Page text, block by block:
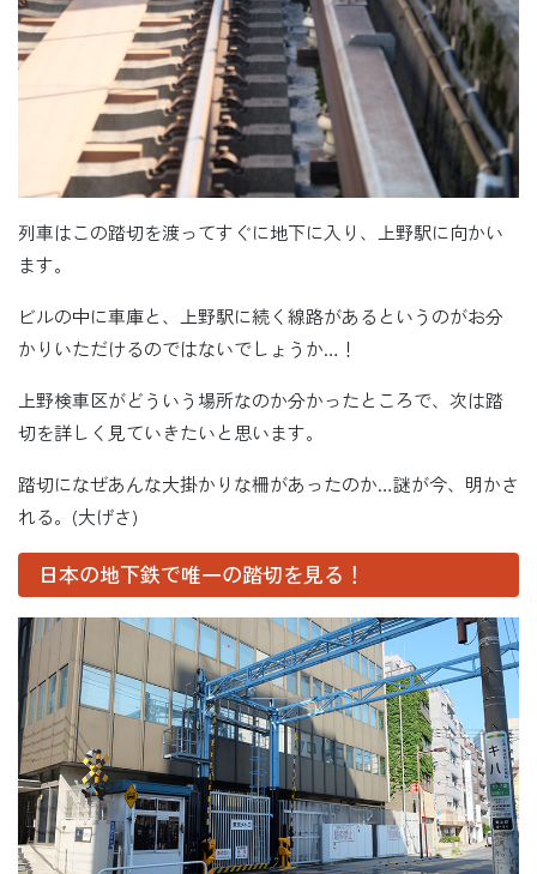
列車はこの踏切を渡ってすぐに地下に入り、上野駅に向かい
ます。
ビルの中に車庫と、上野駅に続く線路があるというのがお分
かりいただけるのではないでしょうか…！
上野検車区がどういう場所なのか分かったところで、次は踏
切を詳しく見ていきたいと思います。
踏切になぜあんな大掛かりな柵があったのか…謎が今、明かさ
れる。(大げさ)
日本の地下鉄で唯一の踏切を見る！